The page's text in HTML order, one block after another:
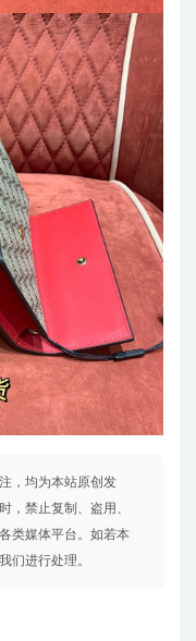
，均为本站原创发
，禁止复制、盗用、
类媒体平台。如若本
们进行处理。